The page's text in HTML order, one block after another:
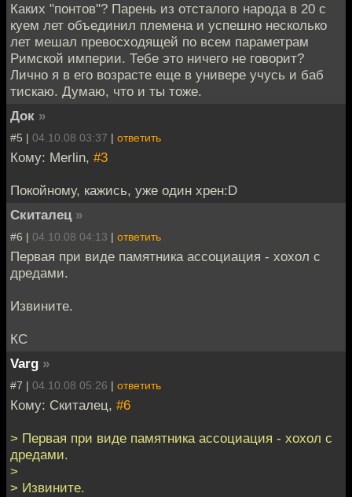
Каких "понтов"? Парень из отсталого народа в 20 с
куем лет объединил племена и успешно несколько
лет мешал превосходящей по всем параметрам
Римской империи. Тебе это ничего не говорит?
Лично я в его возрасте еще в универе учусь и баб
тискаю. Думаю, что и ты тоже.
Док »
#5 | 04.10.08 03:37 | ответить
Кому: Merlin, #3
Покойному, кажись, уже один хрен:D
Скиталец »
#6 | 04.10.08 04:13 | ответить
Первая при виде памятника ассоциация - хохол с
дредами.
Извините.
КС
Varg »
#7 | 04.10.08 05:26 | ответить
Кому: Скиталец, #6
> Первая при виде памятника ассоциация - хохол с
дредами.
>
> Извините.